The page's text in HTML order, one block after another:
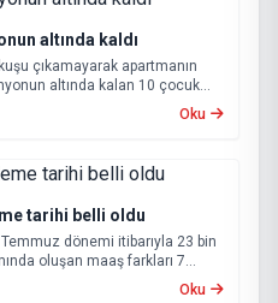
altında kaldı
çıkamayarak apartmanın
altında kalan 10 çocuk
kaybetti.
Oku
tarihi belli oldu
dönemi itibarıyla 23 bin
oluşan maaş farkları 7
yatırılacak.
Oku